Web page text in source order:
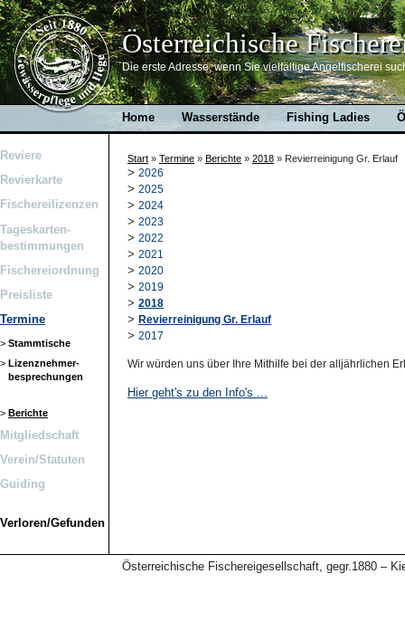
Österreichische
Die erste Adresse, wenn Sie vielfältige Angelfischerei
Home Wasserstände Fishing Ladies
Reviere
Revierkarte
Fischereilizenzen
Tageskarten-
bestimmungen
Fischereiordnung
Preisliste
Termine
> Stammtische
> Lizenznehmer-
besprechungen
> Berichte
Mitgliedschaft
Verein/Statuten
Guiding
Verloren/Gefunden
Start » Termine » Berichte » 2018 » Revierreinigung Gr. Erlauf
> 2026
> 2025
> 2024
> 2023
> 2022
> 2021
> 2020
> 2019
> 2018
> Revierreinigung Gr. Erlauf
> 2017
Wir würden uns über Ihre Mithilfe bei der alljährlichen
Hier geht's zu den Info's ...
Österreichische Fischereigesellschaft, gegr.1880 –